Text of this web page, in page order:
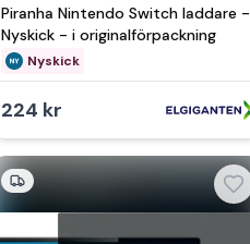
Piranha Nintendo Switch laddare -
Nyskick - i originalförpackning
Nyskick
224 kr